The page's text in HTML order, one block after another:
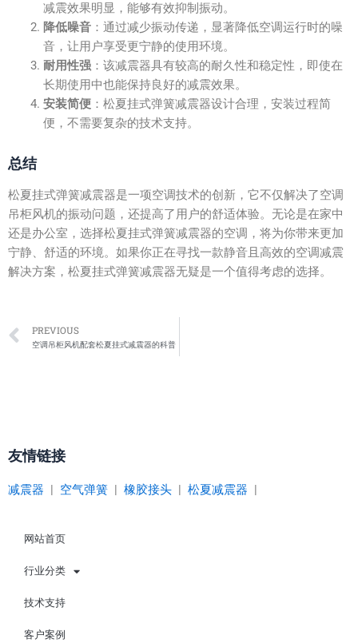
减震效果明显，能够有效抑制振动。
降低噪音：通过减少振动传递，显著降低空调运行时的噪
音，让用户享受更宁静的使用环境。
耐用性强：该减震器具有较高的耐久性和稳定性，即使在
长期使用中也能保持良好的减震效果。
安装简便：松夏挂式弹簧减震器设计合理，安装过程简
便，不需要复杂的技术支持。
总结
松夏挂式弹簧减震器是一项空调技术的创新，它不仅解决了空调
吊柜风机的振动问题，还提高了用户的舒适体验。无论是在家中
还是办公室，选择松夏挂式弹簧减震器的空调，将为你带来更加
宁静、舒适的环境。如果你正在寻找一款静音且高效的空调减震
解决方案，松夏挂式弹簧减震器无疑是一个值得考虑的选择。
Prev
PREVIOUS
空调吊柜风机配套松夏挂式减震器的科普
友情链接
减震器 空气弹簧 橡胶接头 松夏减震器
网站首页
行业分类
技术支持
客户案例